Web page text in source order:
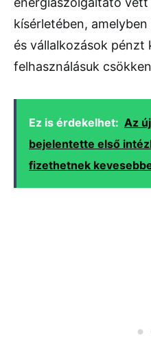
kísérletében,
és vállalkozások pénzt
felhasználásuk
Ez is érdekelhet: Az
bejelentette első
fizethetnek